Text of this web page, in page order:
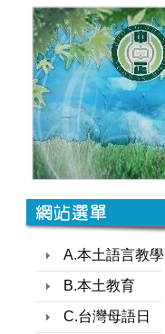
A.本土語言教學
B.本土教育
C.台灣母語日